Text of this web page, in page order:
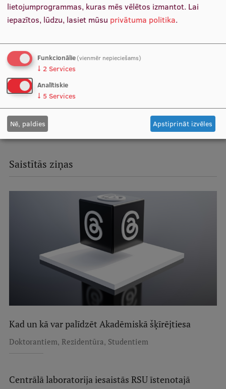
Starptautiskā sadarbība
Mobilitātes programmas
Starptautiskie projekti
Starptautiskie sadarbības partneri
EURAXESS RSU kontaktpunkts
EATRIS koordinators Latvijā
Projekta līguma nr. VPP-VM-Sabiedrības_Veselība-
2024/1-0002.
Saistītās ziņas
Kad un kā var palīdzēt Akadēmiskā šķīrējtiesa
Doktorantiem, Rezidentūra, Studentiem
Centrālā laboratorija iesaistās RSU īstenotajā
lietojumprogrammas, kuras mēs vēlētos izmantot. Lai
iepazītos, lūdzu, lasiet mūsu privātuma politika.
Funkcionālie(vienmēr nepieciešams)
↓ 2 Services
Analītiskie
↓ 5 Services
Nē, paldies Apstiprināt izvēles